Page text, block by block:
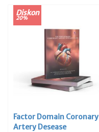
Diskon
20%
Factor Domain Coronary
Artery Desease